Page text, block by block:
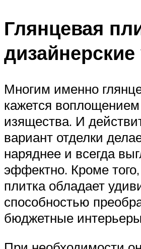
Глянцевая
дизайнерские
Многим именно
кажется
изящества. И
вариант отделки
наряднее и всегда
эффектно. Кроме
плитка обладает
способностью
бюджетные интерьеры